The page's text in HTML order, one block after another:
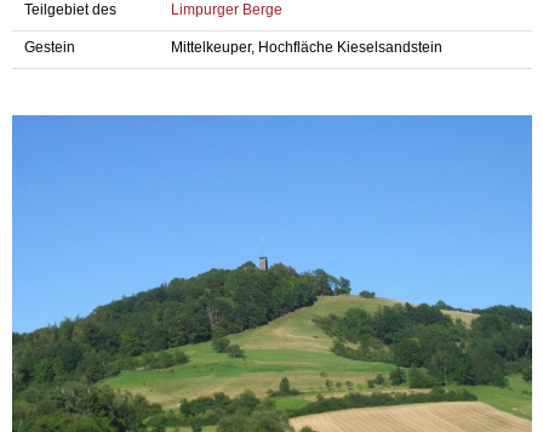
Teilgebiet des Limpurger Berge
Gestein Mittelkeuper, Hochfläche Kieselsandstein